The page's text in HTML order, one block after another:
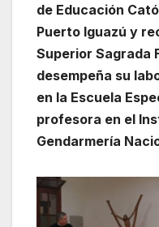
de Educación
Puerto Iguazú y
Superior Sagrada
desempeña su
en la Escuela
profesora en el
Gendarmería